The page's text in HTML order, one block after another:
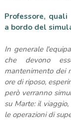
Professore,
a bordo del
In generale
che devono
mantenimento dei
ore di riposo,
però verranno
su Marte: il viaggio,
le operazioni di